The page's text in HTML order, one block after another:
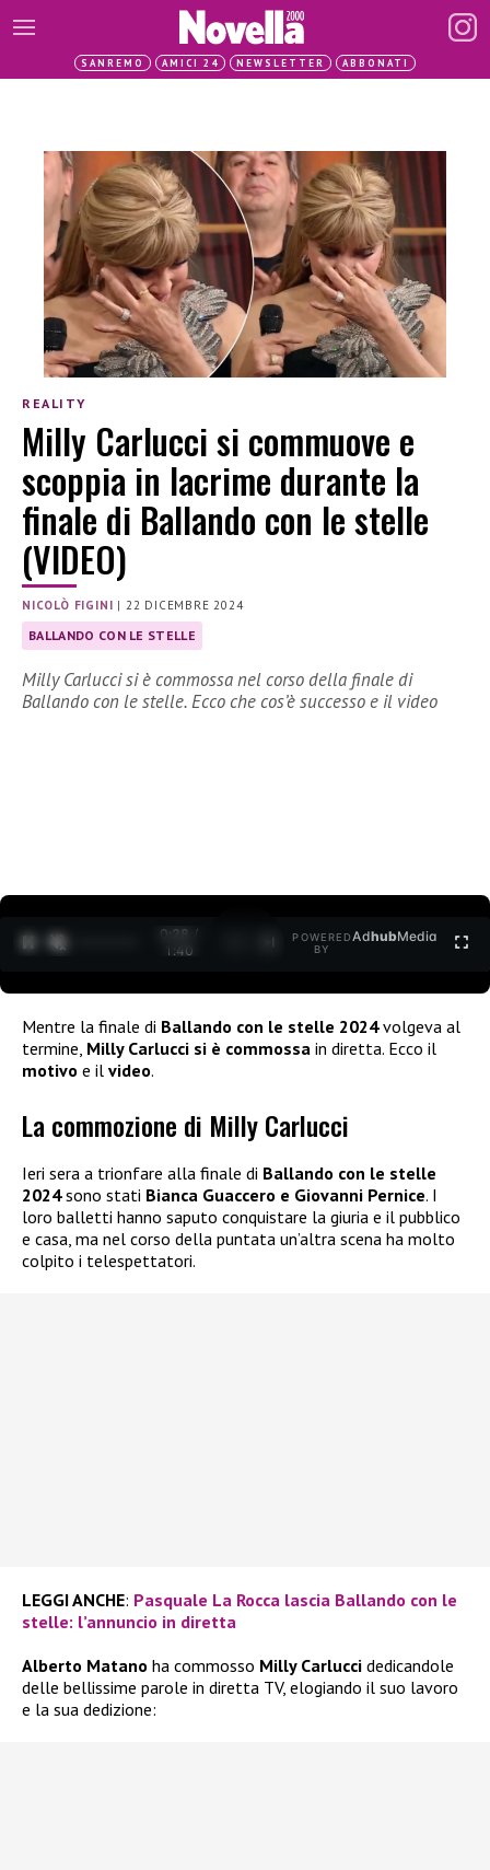
SANREMO AMICI 24 NEWSLETTER ABBONATI
REALITY
Milly Carlucci si commuove e
scoppia in lacrime durante la
finale di Ballando con le stelle
(VIDEO)
NICOLÒ FIGINI | 22 DICEMBRE 2024
BALLANDO CON LE STELLE
Milly Carlucci si è commossa nel corso della finale di
Ballando con le stelle. Ecco che cos’è successo e il video
0:29 /
1:40
POWERED
BY
AdhubMedia
Mentre la finale di Ballando con le stelle 2024volgeva al
termine, Milly Carlucci si è commossa in diretta. Ecco il
motivo e il video.
La commozione di Milly Carlucci
Ieri sera a trionfare alla finale di Ballando con le stelle
2024sono stati Bianca Guaccero e Giovanni Pernice. I
loro balletti hanno saputo conquistare la giuria e il pubblico
e casa, ma nel corso della puntata un’altra scena ha molto
colpito i telespettatori.
LEGGI ANCHE: Pasquale La Rocca lascia Ballando con le
stelle: l’annuncio in diretta
Alberto Matano ha commosso Milly Carlucci dedicandole
delle bellissime parole in diretta TV, elogiando il suo lavoro
e la sua dedizione: